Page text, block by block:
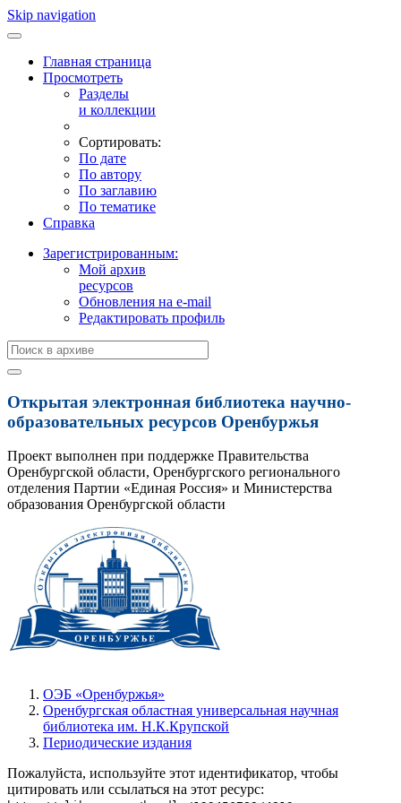
Skip navigation
Главная страница
Просмотреть
Разделы
и коллекции
Сортировать:
По дате
По автору
По заглавию
По тематике
Справка
Зарегистрированным:
Мой архив
ресурсов
Обновления на e-mail
Редактировать профиль
Открытая электронная библиотека научно-
образовательных ресурсов Оренбуржья
Проект выполнен при поддержке Правительства
Оренбургской области, Оренбургского регионального
отделения Партии «Единая Россия» и Министерства
образования Оренбургской области
ОЭБ «Оренбуржья»
Оренбургская областная универсальная научная
библиотека им. Н.К.Крупской
Периодические издания
Пожалуйста, используйте этот идентификатор, чтобы
цитировать или ссылаться на этот ресурс: